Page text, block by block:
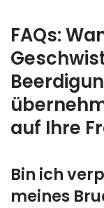
FAQs:
auf Ihre
Bin ich
meines